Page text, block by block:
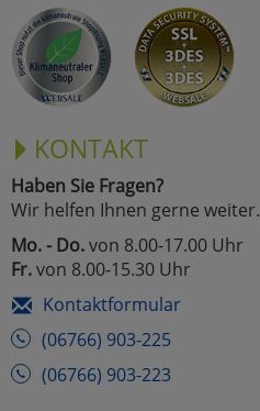
KONTAKT
Haben Sie Fragen?
Wir helfen Ihnen gerne weiter.
Mo. - Do.von 8.00-17.00 Uhr
Fr.von 8.00-15.30 Uhr
Kontaktformular
(06766) 903-225
(06766) 903-223